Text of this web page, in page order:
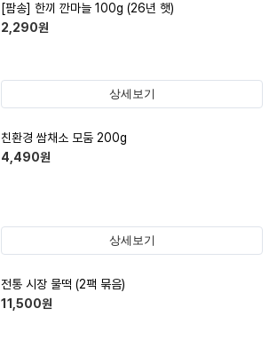
[팜송] 한끼 깐마늘 100g (26년 햇)
2,290원
상세보기
친환경 쌈채소 모둠 200g
4,490원
상세보기
전통 시장 물떡 (2팩 묶음)
11,500원